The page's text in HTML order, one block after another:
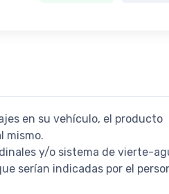
en su vehículo, el producto
mismo.
y/o sistema de vierte-
serían indicadas por el